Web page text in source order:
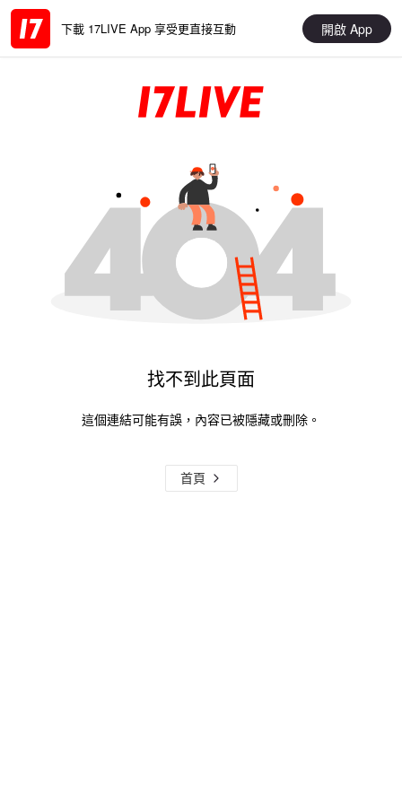
下載 17LIVE App 享受更直接互動 開啟 App
找不到此頁面
這個連結可能有誤，內容已被隱藏或刪除。
首頁